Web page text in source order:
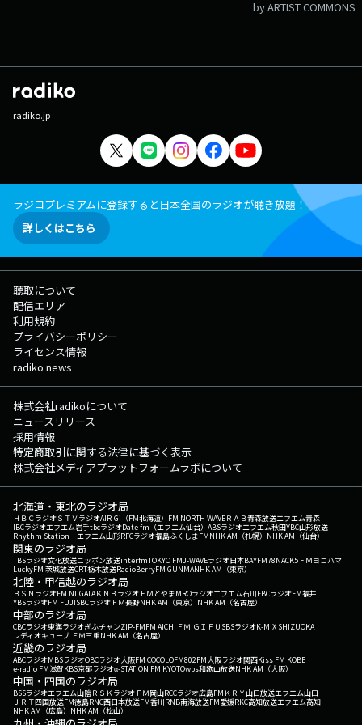
by ARTIST COMMONS
radiko.jp
ラジコプレミアムに登録すると日本全国のラジオが聴き放題！
詳しくはこちら
聴取について
配信エリア
利用規約
プライバシーポリシー
ライセンス情報
radiko news
株式会社radikoについて
ニュースリリース
採用情報
特定商取引に関する法律に基づく表示
株式会社メディアプラットフォームラボについて
北海道・東北のラジオ局
ＨＢＣラジオＳＴＶラジオAIR-G'（FM北海道） FM NORTH WAVEＲＡＢ青森放送エフエム青森
IBCラジオエフエム岩手tbcラジオDate fm（エフエム仙台） ABSラジオエフエム秋田YBC山形放送
Rhythm Station エフエム山形RFCラジオ福島ふくしまFMNHK AM（札幌） NHK AM（仙台）
関東のラジオ局
TBSラジオ文化放送ニッポン放送interfmTOKYO FMJ-WAVEラジオ日本BAYFM78NACK5 ＦＭヨコハマ
LuckyFM 茨城放送CRT栃木放送RadioBerryFM GUNMANHK AM（東京）
北陸・甲信越のラジオ局
ＢＳＮラジオFM NIIGATAＫＮＢラジオ ＦＭとやまMROラジオエフエム石川FBCラジオFM福井
YBSラジオFM FUJISBCラジオ ＦＭ長野NHK AM（東京） NHK AM（名古屋）
中部のラジオ局
CBCラジオ東海ラジオぎふチャンZIP-FMFM AICHI ＦＭ ＧＩＦＵ SBSラジオK-MIX SHIZUOKA
レディオキューブ ＦＭ三重NHK AM（名古屋）
近畿のラジオ局
ABCラジオMBSラジオOBCラジオ大阪FM COCOLOFM802FM大阪ラジオ関西Kiss FM KOBE
e-radio FM滋賀KBS京都ラジオα-STATION FM KYOTOwbs和歌山放送NHK AM（大阪）
中国・四国のラジオ局
BSSラジオエフエム山陰ＲＳＫラジオ ＦＭ岡山RCCラジオ広島FM ＫＲＹ山口放送エフエム山口
ＪＲＴ四国放送FM徳島RNC西日本放送FM香川RNB南海放送FM愛媛RKC高知放送エフエム高知
NHK AM（広島） NHK AM（松山）